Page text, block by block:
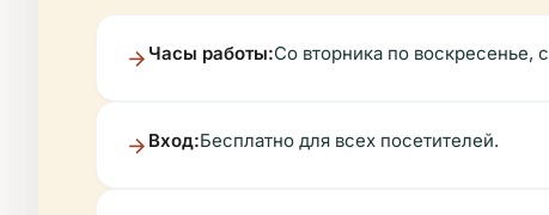
Часы работы:Со вторника по воскресенье,
Вход:Бесплатно для всех посетителей.